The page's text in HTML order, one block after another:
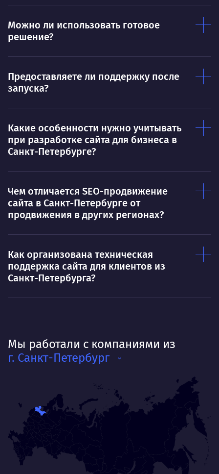
Можно ли использовать готовое
решение?
Предоставляете ли поддержку после
запуска?
Какие особенности нужно учитывать
при разработке сайта для бизнеса в
Санкт-Петербурге?
Чем отличается SEO-продвижение
сайта в Санкт-Петербурге от
продвижения в других регионах?
Как организована техническая
поддержка сайта для клиентов из
Санкт-Петербурга?
Мы работали с компаниями из
г. Санкт-Петербург